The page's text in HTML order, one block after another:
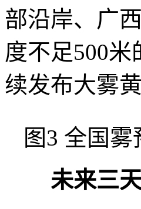
部沿岸、广
度不足500
续发布大雾
图3 全国
未来三